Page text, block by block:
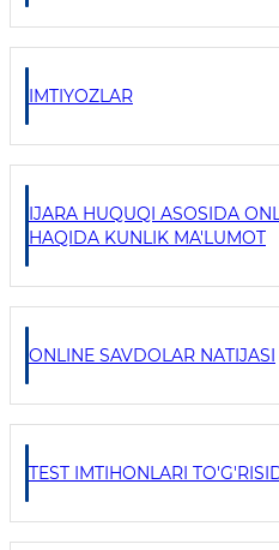
IMTIYOZLAR
IJARA HUQUQI ASOSIDA
HAQIDA KUNLIK MA'LUMOT
ONLINE SAVDOLAR NATIJASI
TEST IMTIHONLARI